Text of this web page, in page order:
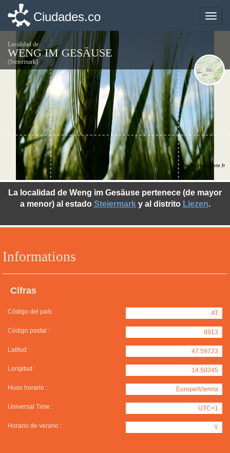
Toggle
Ciudades.co
Localidad de
WENG IM GESÄUSE
(Steiermark)
Informations
Cifras
Código del país : AT
Código postal : 8913
Latitud : 47.59723
Longitud : 14.50345
Huso horario : Europe/Vienna
Universal Time : UTC+1
Horario de verano : Y
La localidad de Weng im Gesäuse pertenece (de mayor
a menor) al estado Steiermarky al distrito Liezen.
©photo-libre.fr
Toggle
Ciudades.co